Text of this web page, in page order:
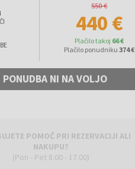
550 €
440 €
Plačilo takoj 66 €
Plačilo ponudniku 374 €
PONUDBA NI NA VOLJO
POMOČ PRI REZERVACIJI ALI
NAKUPU?
(Pon - Pet 8.00 - 17.00)